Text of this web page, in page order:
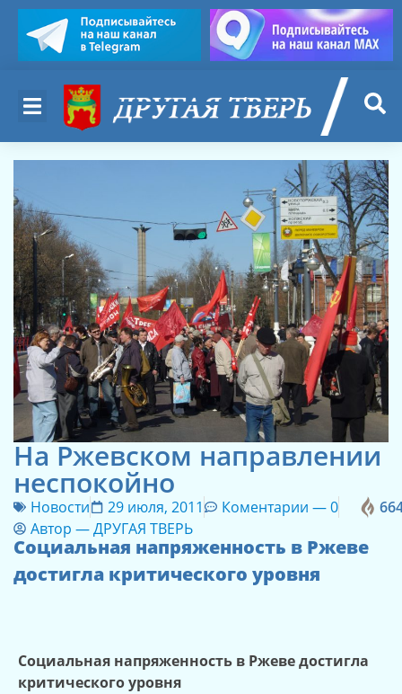
На Ржевском направлении
неспокойно
Новости 29 июля, 2011 Коментарии —0
Автор —ДРУГАЯ ТВЕРЬ
Социальная напряженность в Ржеве
достигла критического уровня
Социальная напряженность в Ржеве достигла
критического уровня